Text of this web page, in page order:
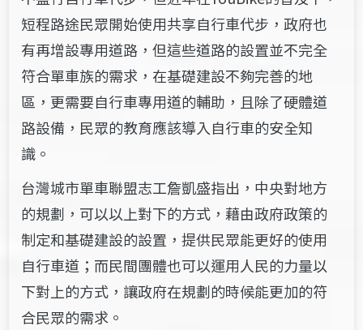
短程路途民眾開始使用共享自行車代步，政府也
有再增設專用道路，但這些道路的設置並不完全
符合單車族的需求，在基礎建設不夠完善的地
區，更需要自行車專用道的輔助，且除了硬體道
路設備，民眾的教育應該導入自行車的安全知
識。
台灣城市單車聯盟志工詹凱盛指出，中央對地方
的規劃，可以以上對下的方式，藉由政府政策的
制定和基礎建設的設置，提供民眾能更好的使用
自行車道；而民間團體也可以運用人民的力量以
下對上的方式，讓政府在規劃的時候能更加的符
合民眾的需求。